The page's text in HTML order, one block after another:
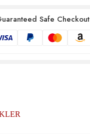
Safe Checkout